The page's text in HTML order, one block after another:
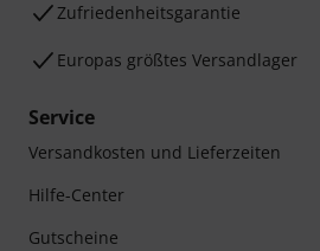
Zufriedenheitsgarantie
Europas größtes Versandlager
Service
Versandkosten und Lieferzeiten
Hilfe-Center
Gutscheine